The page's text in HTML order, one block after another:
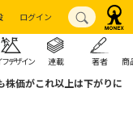
ログイン
フデザイン 連載 著者 商
株価がこれ以上は下がりに